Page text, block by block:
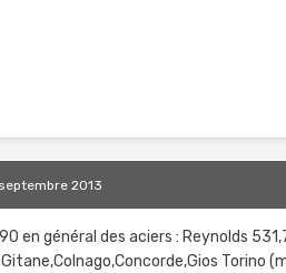
2013
en général des aciers : Reynolds
Gitane,Colnago,Concorde,Gios Torino